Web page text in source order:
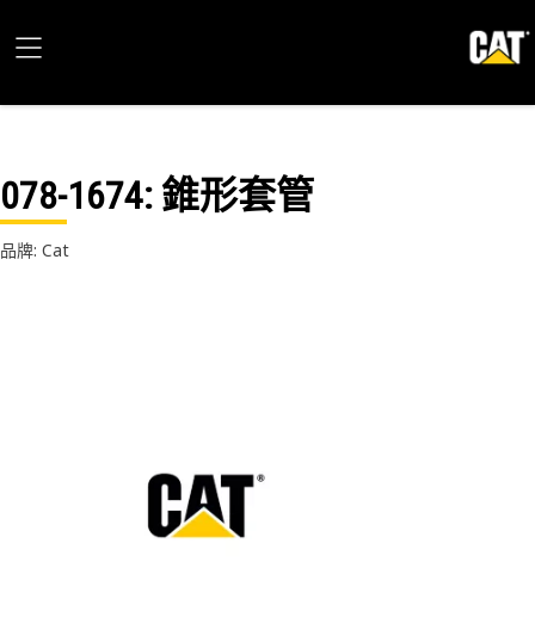
078-1674: 錐形套管
品牌: Cat